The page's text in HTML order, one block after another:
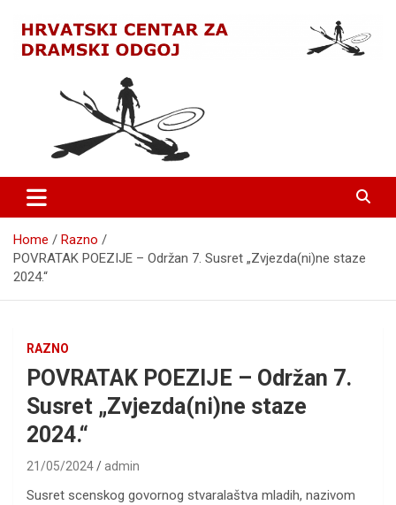
content
HRVATSKI CENTAR ZA
DRAMSKI ODGOJ
Home
Razno
POVRATAK POEZIJE – Održan 7. Susret „Zvjezda(ni)ne staze
2024.“
RAZNO
POVRATAK POEZIJE – Održan 7.
Susret „Zvjezda(ni)ne staze
2024.“
21/05/2024 admin
Susret scenskog govornog stvaralaštva mladih, nazivom